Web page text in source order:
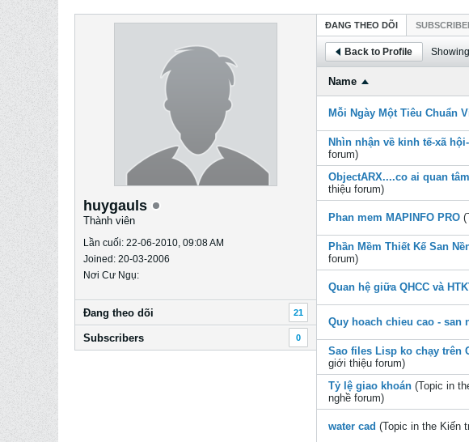
huygauls
Thành viên
Lần cuối: 22-06-2010, 09:08 AM
Joined: 20-03-2006
Nơi Cư Ngụ:
Ðang theo dõi 21
Subscribers 0
ÐANG THEO DÕI
Back to Profile Showing
Name
Mỗi Ngày Một Tiêu Chuẩn
Nhìn nhận về kinh tế-xã
forum)
ObjectARX....co ai quan
thiệu forum)
Phan mem MAPINFO PRO
Phần Mềm Thiết Kế San
forum)
Quan hệ giữa QHCC và
Quy hoach chieu cao - san
Sao files Lisp ko chạy trên
giới thiệu forum)
Tỷ lệ giao khoán (Topic in
nghề forum)
water cad (Topic in the Kiến